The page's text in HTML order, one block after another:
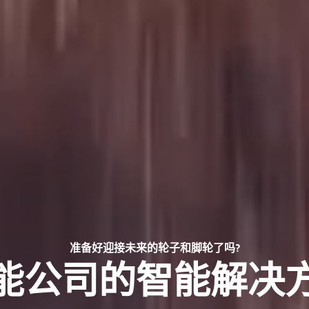
准备好迎接未来的轮子和脚轮了吗?
公司的智能解决